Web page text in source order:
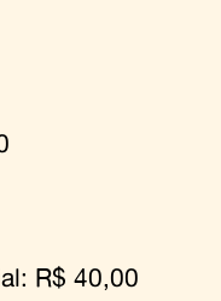
R$ 40,00